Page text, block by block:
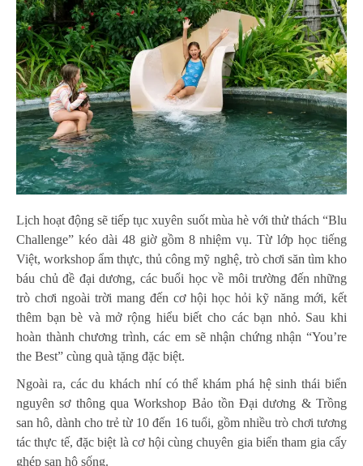
Lịch hoạt động sẽ tiếp tục xuyên suốt mùa hè với thử thách “Blu
Challenge” kéo dài 48 giờ gồm 8 nhiệm vụ. Từ lớp học tiếng
Việt, workshop ẩm thực, thủ công mỹ nghệ, trò chơi săn tìm kho
báu chủ đề đại dương, các buổi học về môi trường đến những
trò chơi ngoài trời mang đến cơ hội học hỏi kỹ năng mới, kết
thêm bạn bè và mở rộng hiểu biết cho các bạn nhỏ. Sau khi
hoàn thành chương trình, các em sẽ nhận chứng nhận “You’re
the Best” cùng quà tặng đặc biệt.
Ngoài ra, các du khách nhí có thể khám phá hệ sinh thái biển
nguyên sơ thông qua Workshop Bảo tồn Đại dương & Trồng
san hô, dành cho trẻ từ 10 đến 16 tuổi, gồm nhiều trò chơi tương
tác thực tế, đặc biệt là cơ hội cùng chuyên gia biển tham gia cấy
ghép san hô sống.